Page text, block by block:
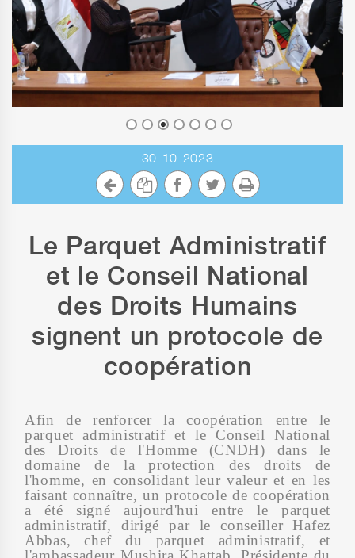
30-10-2023
Le Parquet Administratif
et le Conseil National
des Droits Humains
signent un protocole de
coopération
Afin de renforcer la coopération entre le
parquet administratif et le Conseil National
des Droits de l'Homme (CNDH) dans le
domaine de la protection des droits de
l'homme, en consolidant leur valeur et en les
faisant connaître, un protocole de coopération
a été signé aujourd'hui entre le parquet
administratif, dirigé par le conseiller Hafez
Abbas, chef du parquet administratif, et